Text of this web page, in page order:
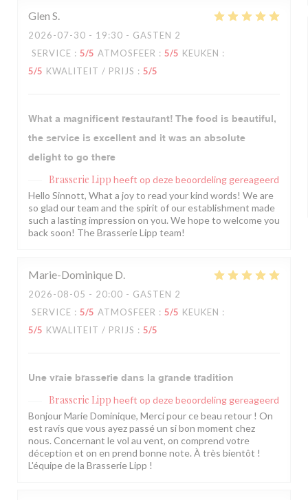
Glen S
2026-07-30 - 19:30 - GASTEN 2
SERVICE : 5/5 ATMOSFEER : 5/5 KEUKEN :
5/5 KWALITEIT / PRIJS : 5/5
What a magnificent restaurant! The food is beautiful,
the service is excellent and it was an absolute
delight to go there
Brasserie Lipp heeft op deze beoordeling gereageerd
Hello Sinnott, What a joy to read your kind words! We are
so glad our team and the spirit of our establishment made
such a lasting impression on you. We hope to welcome you
back soon! The Brasserie Lipp team!
Marie-Dominique D
2026-08-05 - 20:00 - GASTEN 2
SERVICE : 5/5 ATMOSFEER : 5/5 KEUKEN :
5/5 KWALITEIT / PRIJS : 5/5
Une vraie brasserie dans la grande tradition
Brasserie Lipp heeft op deze beoordeling gereageerd
Bonjour Marie Dominique, Merci pour ce beau retour ! On
est ravis que vous ayez passé un si bon moment chez
nous. Concernant le vol au vent, on comprend votre
déception et on en prend bonne note. À très bientôt !
L'équipe de la Brasserie Lipp !